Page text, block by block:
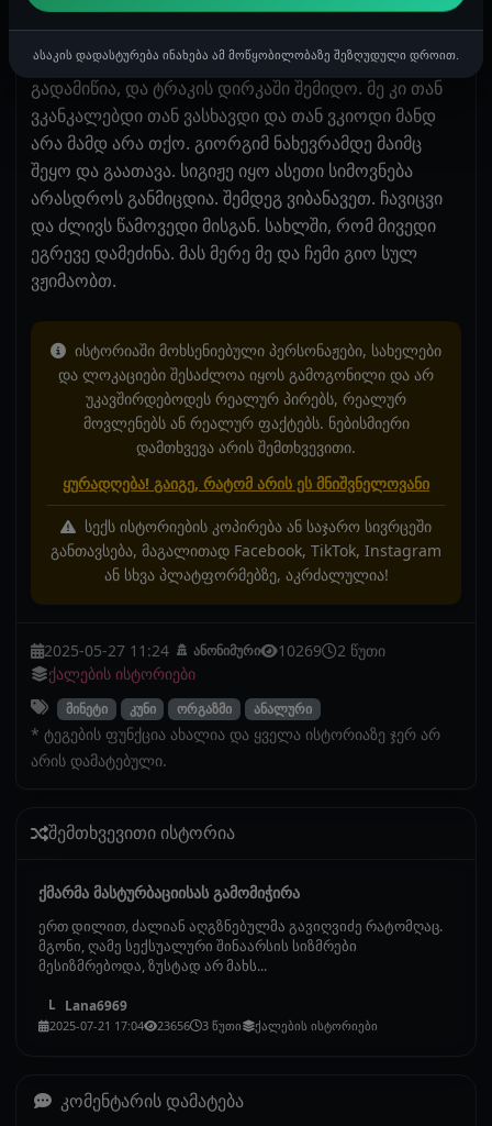
ბოლომდე შემიყარა. ამაზე სულ გავჭედე და ძალიან
ძლიერი ორგაზმი მქონდა. მუტელზე დავეცი და
ვფართხალებდი. გიორგიც მომყვა. ტრაკი
გადამიწია, და ტრაკის დირკაში შემიდო. მე კი თან
ვკანკალებდი თან ვასხავდი და თან ვკიოდი მანდ
არა მამდ არა თქო. გიორგიმ ნახევრამდე მაიმც
შეყო და გაათავა. სიგიჟე იყო ასეთი სიმოვნება
არასდროს განმიცდია. შემდეგ ვიბანავეთ. ჩავიცვი
და ძლივს წამოვედი მისგან. სახლში, რომ მივედი
ეგრევე დამეძინა. მას მერე მე და ჩემი გიო სულ
ვჟიმაობთ.
ისტორიაში მოხსენიებული პერსონაჟები, სახელები
და ლოკაციები შესაძლოა იყოს გამოგონილი და არ
უკავშირდებოდეს რეალურ პირებს, რეალურ
მოვლენებს ან რეალურ ფაქტებს. ნებისმიერი
დამთხვევა არის შემთხვევითი.
ყურადღება! გაიგე, რატომ არის ეს მნიშვნელოვანი
სექს ისტორიების კოპირება ან საჯარო სივრცეში
განთავსება, მაგალითად Facebook, TikTok, Instagram
ან სხვა პლატფორმებზე, აკრძალულია!
2025-05-27 11:24 ანონიმური 10269
2 წუთი
ქალების ისტორიები
მინეტი კუნი ორგაზმი ანალური
* ტეგების ფუნქცია ახალია და ყველა ისტორიაზე ჯერ არ
არის დამატებული.
შემთხვევითი ისტორია
ქმარმა მასტურბაციისას გამომიჭირა
ერთ დილით, ძალიან აღგზნებულმა გავიღვიძე რატომღაც.
მგონი, ღამე სექსუალური შინაარსის სიზმრები
მესიზმრებოდა, ზუსტად არ მახს...
L Lana6969
2025-07-21 17:04 23656 3 წუთი ქალების ისტორიები
კომენტარის დამატება
ასაკის დადასტურება ინახება ამ მოწყობილობაზე შეზღუდული დროით.